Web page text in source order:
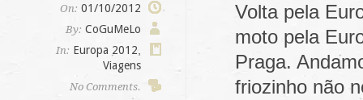
On: 01/10/2012
By: CoGuMeLo
In: Europa 2012
Viagens
No Comments.
Volta pela
moto pela
Praga.
friozinho não